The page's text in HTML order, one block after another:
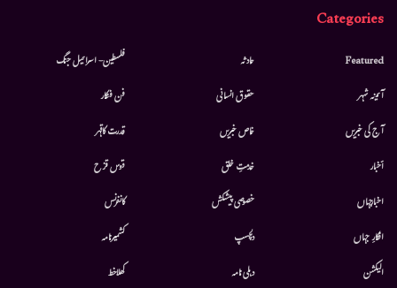
Categories
Featured
آئینہ شہر
آج کی خبریں
أخبار
اخبارجہاں
افکارِ جہاں
الیکشن
حادثہ
حقوق انسانی
خاص خبریں
خدمتِ خلق
خصوصی پیشکش
دلچسپ
دہلی نامہ
فلسطین- اسرائیل جنگ
فن فنکار
قدرت کاقہر
قوس قزح
کانفرنس
کشمیرنامہ
کھلاخط